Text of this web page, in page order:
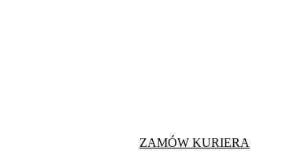
ZAMÓW KURIERA